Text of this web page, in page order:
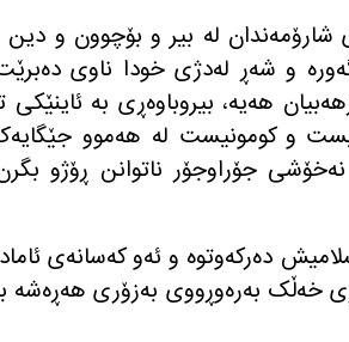
شارۆمەندان لە بیر و بۆچوون و دین
و شەڕ لەدژی خودا ناوی
هەیە، بیروباوەڕی بە ئاینێکی
و کومونیست لە هەموو
جۆراوجۆر ناتوانن ڕۆژو
دەرکەوتوە و ئەو کەسانەی
خەڵک بەرەوڕووی بەزۆری هەڕەشە